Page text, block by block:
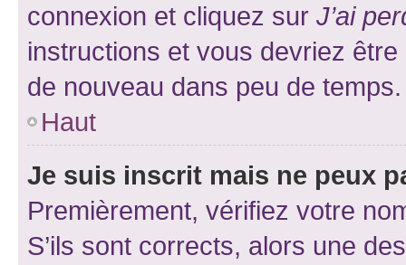
connexion et cliquez sur J’ai
instructions et vous devriez
de nouveau dans peu de temps.
Haut
Je suis inscrit mais ne peux
Premièrement, vérifiez votre
S’ils sont corrects, alors une